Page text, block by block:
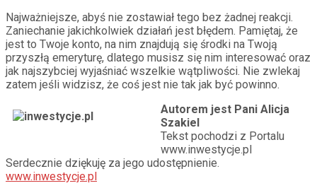
Najważniejsze, abyś nie zostawiał tego bez żadnej reakcji.
Zaniechanie jakichkolwiek działań jest błędem. Pamiętaj, że
jest to Twoje konto, na nim znajdują się środki na Twoją
przyszłą emeryturę, dlatego musisz się nim interesować oraz
jak najszybciej wyjaśniać wszelkie wątpliwości. Nie zwlekaj
zatem jeśli widzisz, że coś jest nie tak jak być powinno.
Autorem jest Pani Alicja
Szakiel
Tekst pochodzi z Portalu
www.inwestycje.pl
Serdecznie dziękuję za jego udostępnienie.
www.inwestycje.pl